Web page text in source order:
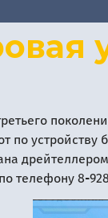
по
телефону 8-